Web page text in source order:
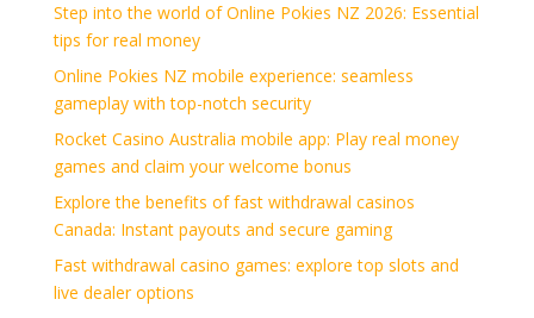
Step into the world of Online Pokies NZ 2026: Essential
tips for real money
Online Pokies NZ mobile experience: seamless
gameplay with top-notch security
Rocket Casino Australia mobile app: Play real money
games and claim your welcome bonus
Explore the benefits of fast withdrawal casinos
Canada: Instant payouts and secure gaming
Fast withdrawal casino games: explore top slots and
live dealer options